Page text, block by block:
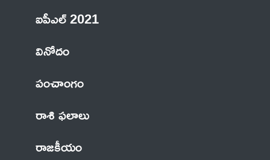
ఐపీఎల్ 2021
వినోదం
పంచాంగం
రాశి ఫలాలు
రాజకీయం